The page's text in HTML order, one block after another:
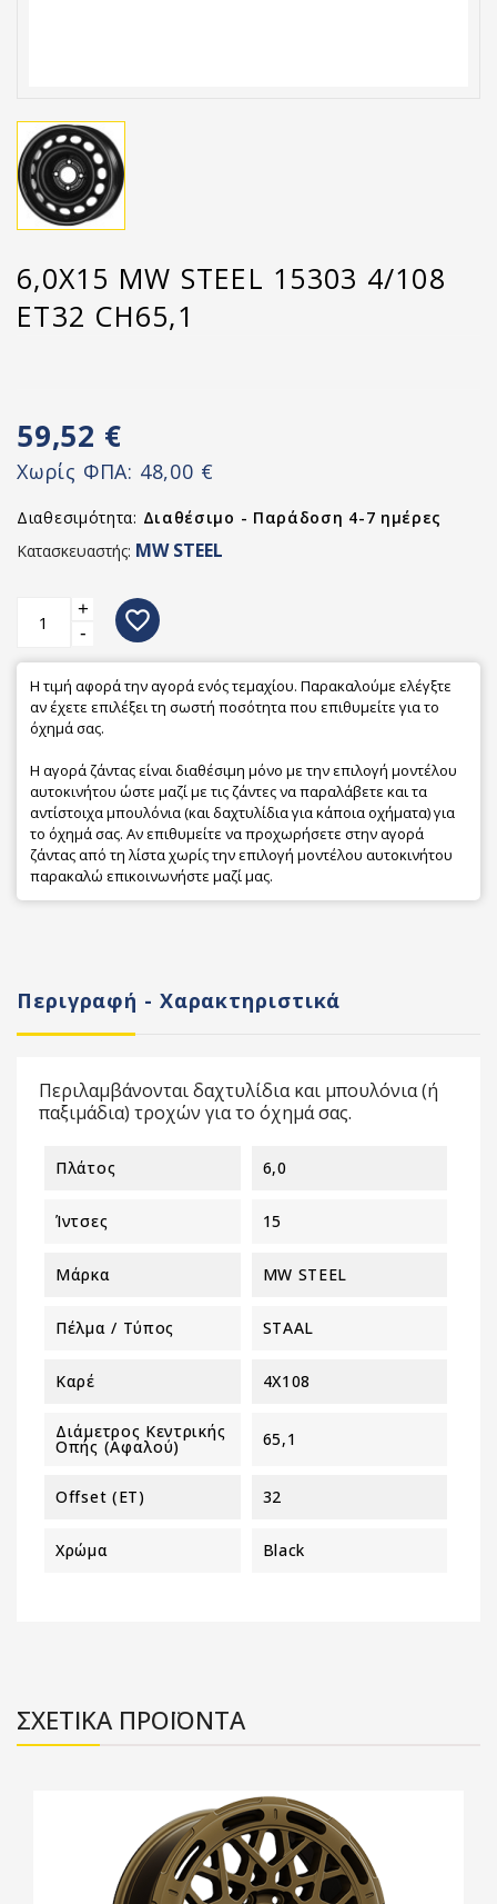
6,0X15 MW STEEL 15303 4/108
ET32 CH65,1
59,52 €
Χωρίς ΦΠΑ: 48,00 €
Διαθεσιμότητα: Διαθέσιμο - Παράδοση 4-7 ημέρες
Κατασκευαστής: MW STEEL
+
-
favorite_border
Η τιμή αφορά την αγορά ενός τεμαχίου. Παρακαλούμε ελέγξτε
αν έχετε επιλέξει τη σωστή ποσότητα που επιθυμείτε για το
όχημά σας.
Η αγορά ζάντας είναι διαθέσιμη μόνο με την επιλογή μοντέλου
αυτοκινήτου ώστε μαζί με τις ζάντες να παραλάβετε και τα
αντίστοιχα μπουλόνια (και δαχτυλίδια για κάποια οχήματα) για
το όχημά σας. Αν επιθυμείτε να προχωρήσετε στην αγορά
ζάντας από τη λίστα χωρίς την επιλογή μοντέλου αυτοκινήτου
παρακαλώ επικοινωνήστε μαζί μας.
Περιγραφή - Χαρακτηριστικά
Περιλαμβάνονται δαχτυλίδια και μπουλόνια (ή
παξιμάδια) τροχών για το όχημά σας.
Πλάτος 6,0
Ίντσες 15
Μάρκα MW STEEL
Πέλμα / Τύπος STAAL
Καρέ 4X108
Διάμετρος Κεντρικής
Οπής (αφαλού) 65,1
Offset (ET) 32
Χρώμα Black
ΣΧΕΤΙΚΑ ΠΡΟΪΟΝΤΑ